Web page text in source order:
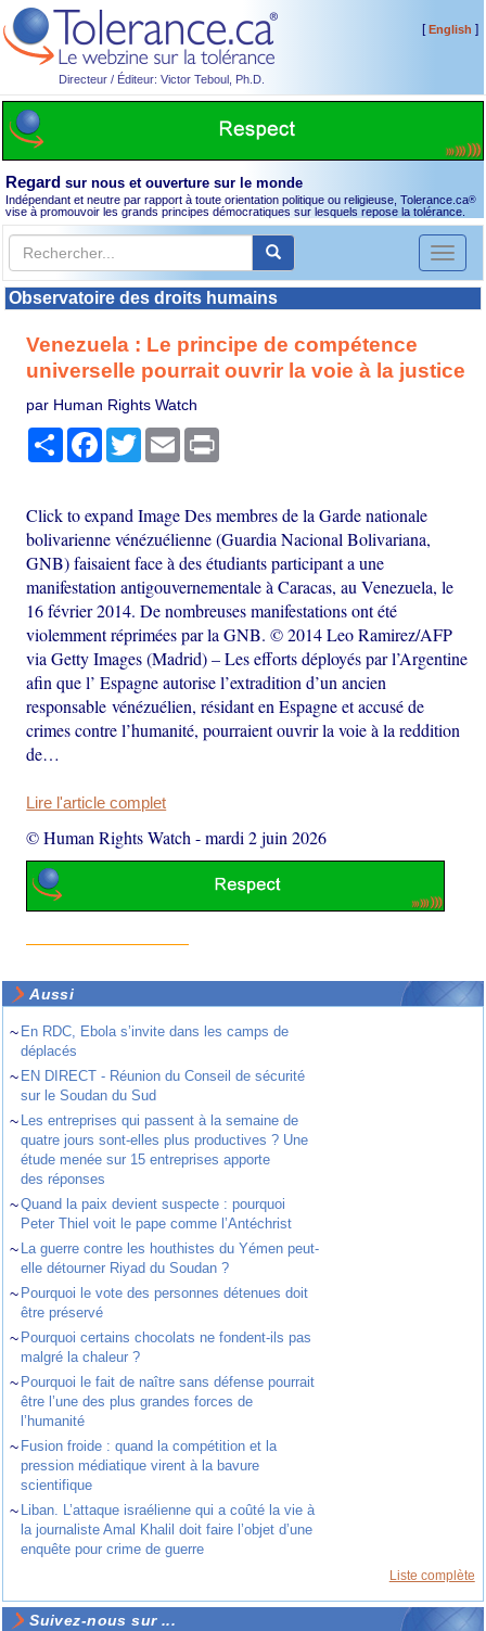
Directeur / Éditeur: Victor Teboul, Ph.D.
[English ]
Regard sur nous et ouverture sur le monde
Indépendant et neutre par rapport à toute orientation politique ou religieuse, Tolerance.ca®
vise à promouvoir les grands principes démocratiques sur lesquels repose la tolérance.
Toggle
Observatoire des droits humains
Venezuela : Le principe de compétence
universelle pourrait ouvrir la voie à la justice
par Human Rights Watch
PartagerFacebook
TwitterEmail
Click to expand Image Des membres de la Garde nationale
bolivarienne vénézuélienne (Guardia Nacional Bolivariana,
GNB) faisaient face à des étudiants participant a une
manifestation antigouvernementale à Caracas, au Venezuela, le
16 février 2014. De nombreuses manifestations ont été
violemment réprimées par la GNB. © 2014 Leo Ramirez/AFP
via Getty Images (Madrid) – Les efforts déployés par l’Argentine
afin que l’ Espagne autorise l’extradition d’un ancien
responsable vénézuélien, résidant en Espagne et accusé de
crimes contre l’humanité, pourraient ouvrir la voie à la reddition
de…
Lire l'article complet
© Human Rights Watch -mardi 2 juin 2026
Aussi
~ En RDC, Ebola s’invite dans les camps de
déplacés
~ EN DIRECT - Réunion du Conseil de sécurité
sur le Soudan du Sud
~ Les entreprises qui passent à la semaine de
quatre jours sont-elles plus productives ? Une
étude menée sur 15 entreprises apporte
des réponses
~Quand la paix devient suspecte : pourquoi
Peter Thiel voit le pape comme l’Antéchrist
~ La guerre contre les houthistes du Yémen peut-
elle détourner Riyad du Soudan ?
~ Pourquoi le vote des personnes détenues doit
être préservé
~ Pourquoi certains chocolats ne fondent-ils pas
malgré la chaleur ?
~ Pourquoi le fait de naître sans défense pourrait
être l’une des plus grandes forces de
l’humanité
~ Fusion froide : quand la compétition et la
pression médiatique virent à la bavure
scientifique
~ Liban. L’attaque israélienne qui a coûté la vie à
la journaliste Amal Khalil doit faire l’objet d’une
enquête pour crime de guerre
Liste complète
Suivez-nous sur ...